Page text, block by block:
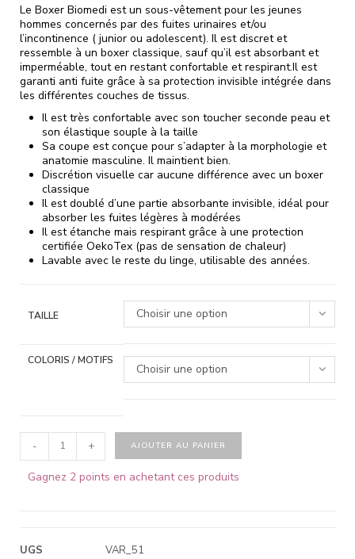
Le Boxer Biomedi est un sous-vêtement pour les jeunes
hommes concernés par des fuites urinaires et/ou
l’incontinence ( junior ou adolescent). Il est discret et
ressemble à un boxer classique, sauf qu’il est absorbant et
imperméable, tout en restant confortable et respirant.Il est
garanti anti fuite grâce à sa protection invisible intégrée dans
les différentes couches de tissus.
Il est très confortable avec son toucher seconde peau et
son élastique souple à la taille
Sa coupe est conçue pour s’adapter à la morphologie et
anatomie masculine. Il maintient bien.
Discrétion visuelle car aucune différence avec un boxer
classique
Il est doublé d’une partie absorbante invisible, idéal pour
absorber les fuites légères à modérées
Il est étanche mais respirant grâce à une protection
certifiée OekoTex (pas de sensation de chaleur)
Lavable avec le reste du linge, utilisable des années.
TAILLE Choisir une option
COLORIS / MOTIFS
Choisir une option
- + AJOUTER AU PANIER
Gagnez 2 points en achetant ces produits
UGS
VAR_51